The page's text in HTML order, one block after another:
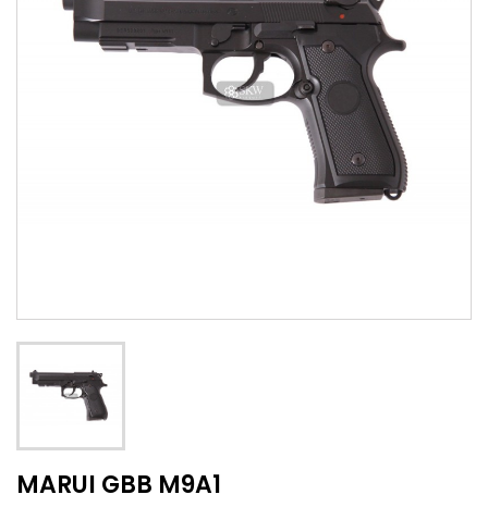
MARUI GBB M9A1